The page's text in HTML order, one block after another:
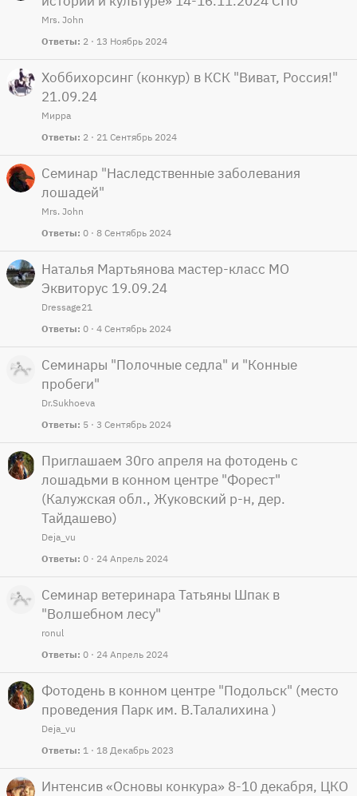
Mrs. John
Ответы 2 13 Ноябрь 2024
Хоббихорсинг (конкур) в КСК "Виват, Россия!"
21.09.24
Мирра
Ответы 2 21 Сентябрь 2024
Семинар "Наследственные заболевания
лошадей"
Mrs. John
Ответы 0 8 Сентябрь 2024
Наталья Мартьянова мастер-класс МО
Эквиторус 19.09.24
Dressage21
Ответы 0 4 Сентябрь 2024
Семинары "Полочные седла" и "Конные
пробеги"
Dr.Sukhoeva
Ответы 5 3 Сентябрь 2024
Приглашаем 30го апреля на фотодень с
лошадьми в конном центре "Форест"
(Калужская обл., Жуковский р-н, дер.
Тайдашево)
Deja_vu
Ответы 0 24 Апрель 2024
Семинар ветеринара Татьяны Шпак в
"Волшебном лесу"
ronul
Ответы 0 24 Апрель 2024
Фотодень в конном центре "Подольск" (место
проведения Парк им. В.Талалихина )
Deja_vu
Ответы 1 18 Декабрь 2023
Интенсив «Основы конкура» 8-10 декабря, ЦКО